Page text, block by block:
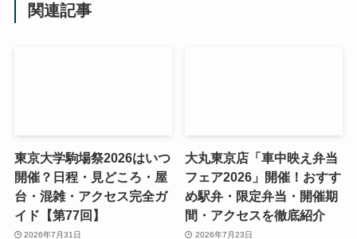
関連記事
東京大学駒場祭2026はいつ
開催？日程・見どころ・屋
台・混雑・アクセス完全ガ
イド【第77回】
2026年7月31日
大丸東京店「車中映え弁当
フェア2026」開催！おすす
め駅弁・限定弁当・開催期
間・アクセスを徹底紹介
2026年7月23日